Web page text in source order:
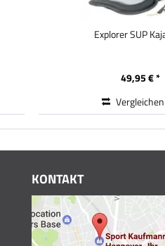
Explorer SUP
49,95 € *
Vergleichen
KONTAKT